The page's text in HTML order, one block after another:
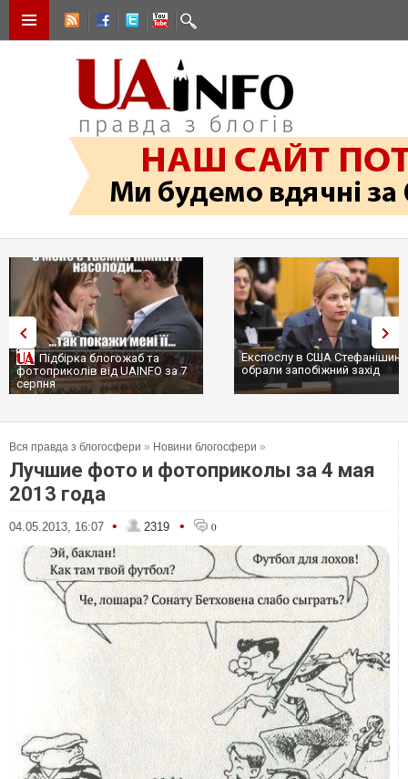
Експослу в США Стефанішиній
обрали запобіжний захід
Трамп не передасть Україні
сотні ракет до Patriot, бо у
Вся правда з блогосфери » Новини блогосфери »
Лучшие фото и фотоприколы за 4 мая
2013 года
04.05.2013, 16:07 • 2319 • 0